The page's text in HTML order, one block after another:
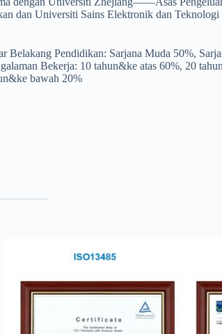
dan Universiti Sains Elektronik dan
Belakang Pendidikan: Sarjana Muda 50%,
Bekerja: 10 tahun&ke atas 60%, 20
bawah 20%